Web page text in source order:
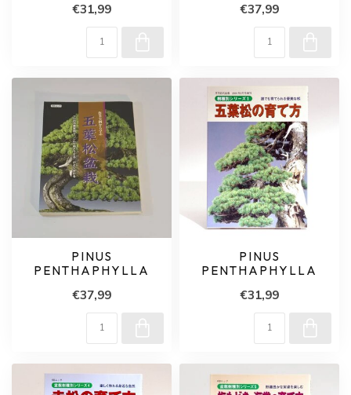
€31,99 €37,99
PINUS
PENTHAPHYLLA
€37,99
PINUS
PENTHAPHYLLA
€31,99